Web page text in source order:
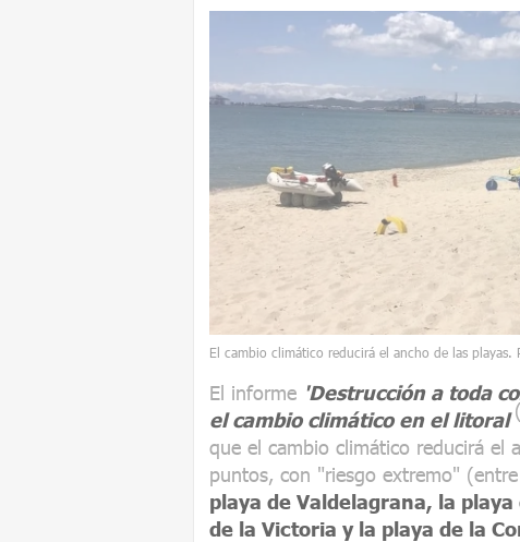
El cambio climático reducirá el ancho de las
El informe 'Destrucción a toda
el cambio climático en el litoral
que el cambio climático reducirá el
puntos, con "riesgo extremo"
playa de Valdelagrana, la
de la Victoria y la playa de la